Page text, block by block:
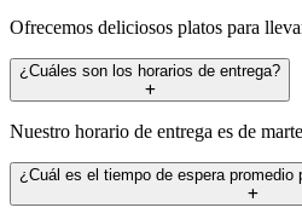
Ofrecemos deliciosos platos para
¿Cuáles son los horarios de entrega?
Nuestro horario de entrega es de
¿Cuál es el tiempo de espera promedio